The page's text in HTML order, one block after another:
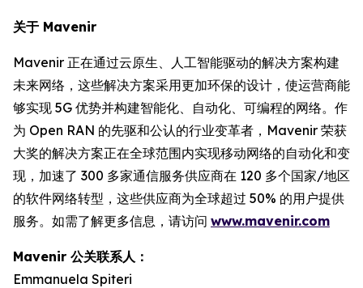
关于 Mavenir
Mavenir 正在通过云原生、人工智能驱动的解决方案构建
未来网络，这些解决方案采用更加环保的设计，使运营商能
够实现 5G 优势并构建智能化、自动化、可编程的网络。作
为 Open RAN 的先驱和公认的行业变革者，Mavenir 荣获
大奖的解决方案正在全球范围内实现移动网络的自动化和变
现，加速了 300 多家通信服务供应商在 120 多个国家/地区
的软件网络转型，这些供应商为全球超过 50% 的用户提供
服务。如需了解更多信息，请访问 www.mavenir.com
Mavenir 公关联系人：
Emmanuela Spiteri